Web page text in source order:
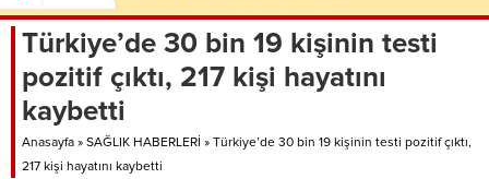
Türkiye’de 30 bin 19 kişinin testi
pozitif çıktı, 217 kişi hayatını
kaybetti
Anasayfa » SAĞLIK HABERLERİ » Türkiye’de 30 bin 19 kişinin testi pozitif çıktı,
217 kişi hayatını kaybetti